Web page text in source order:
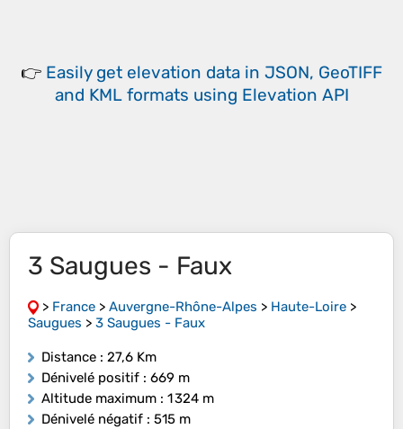
👉 Easily get elevation data in JSON, GeoTIFF
and KML formats using Elevation API
3 Saugues - Faux
> France > Auvergne-Rhône-Alpes > Haute-Loire >
Saugues > 3 Saugues - Faux
Distance : 27,6 Km
Dénivelé positif : 669 m
Altitude maximum : 1 324 m
Dénivelé négatif : 515 m